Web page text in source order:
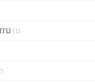
(1)